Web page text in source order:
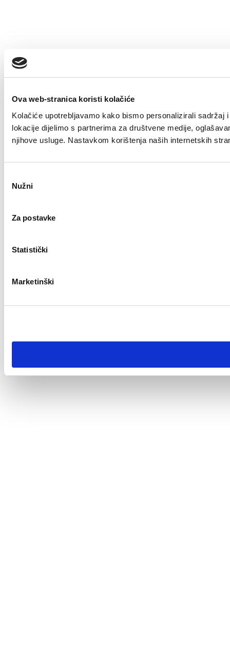
Ova web-stranica koristi kolačiće
Kolačiće upotrebljavamo kako bismo personalizirali
lokacije dijelimo s partnerima za društvene medije,
njihove usluge. Nastavkom korištenja naših internetskih
pristanka
Nužni
Za postavke
Statistički
Marketinški